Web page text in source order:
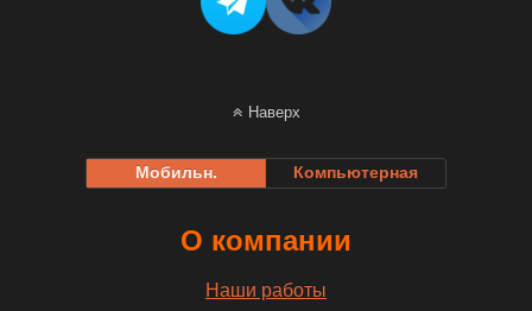
Наверх
Мобильн. Компьютерная
О компании
Наши работы